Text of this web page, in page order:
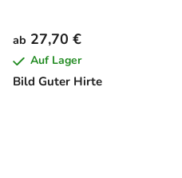
Bild Guter Hirte
ab 27,70 €
Auf Lager